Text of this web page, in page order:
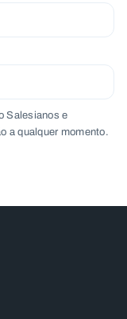
Salesianos e
a qualquer momento.